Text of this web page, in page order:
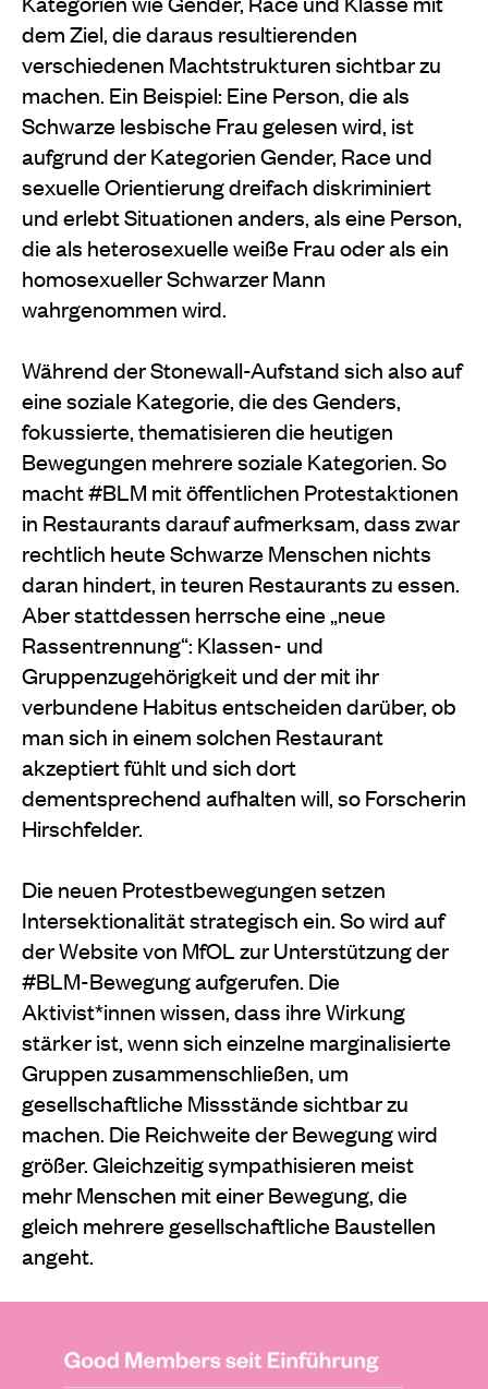
dem Ziel, die daraus resultierenden
verschiedenen Machtstrukturen sichtbar zu
machen. Ein Beispiel: Eine Person, die als
Schwarze lesbische Frau gelesen wird, ist
aufgrund der Kategorien Gender, Race und
sexuelle Orientierung dreifach diskriminiert
und erlebt Situationen anders, als eine Person,
die als heterosexuelle weiße Frau oder als ein
homosexueller Schwarzer Mann
wahrgenommen wird.
Während der Stonewall-Aufstand sich also auf
eine soziale Kategorie, die des Genders,
fokussierte, thematisieren die heutigen
Bewegungen mehrere soziale Kategorien. So
macht #BLM mit öffentlichen Protestaktionen
in Restaurants darauf aufmerksam, dass zwar
rechtlich heute Schwarze Menschen nichts
daran hindert, in teuren Restaurants zu essen.
Aber stattdessen herrsche eine „neue
Rassentrennung“: Klassen- und
Gruppenzugehörigkeit und der mit ihr
verbundene Habitus entscheiden darüber, ob
man sich in einem solchen Restaurant
akzeptiert fühlt und sich dort
dementsprechend aufhalten will, so Forscherin
Hirschfelder.
Die neuen Protestbewegungen setzen
Intersektionalität strategisch ein. So wird auf
der Website von MfOL zur Unterstützung der
#BLM-Bewegung aufgerufen. Die
Aktivist*innen wissen, dass ihre Wirkung
stärker ist, wenn sich einzelne marginalisierte
Gruppen zusammenschließen, um
gesellschaftliche Missstände sichtbar zu
machen. Die Reichweite der Bewegung wird
größer. Gleichzeitig sympathisieren meist
mehr Menschen mit einer Bewegung, die
gleich mehrere gesellschaftliche Baustellen
angeht.